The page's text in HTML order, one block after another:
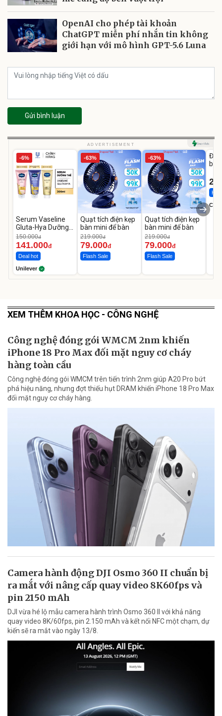
OpenAI cho phép tài khoản
ChatGPT miễn phí nhắn tin không
giới hạn với mô hình GPT-5.6 Luna
Gửi bình luận
ADVERTISEMENT
-6%
Serum Vaseline
Gluta-Hya Dưỡng
Da Sáng Mịn Sau 7
Ngày
150.000đ
141.000đ
Deal hot
Unilever
-63%
Quạt tích điện kẹp
bàn mini để bàn
219.000đ
79.000đ
Flash Sale
-63%
Quạt tích điện kẹp
bàn mini để bàn
219.000đ
79.000đ
Flash Sale
Đai
bé
Hot
XEM THÊM KHOA HỌC - CÔNG NGHỆ
Công nghệ đóng gói WMCM 2nm khiến
iPhone 18 Pro Max đối mặt nguy cơ cháy
hàng toàn cầu
Công nghệ đóng gói WMCM trên tiến trình 2nm giúp A20 Pro bứt
phá hiệu năng, nhưng đợt thiếu hụt DRAM khiến iPhone 18 Pro Max
đối mặt nguy cơ cháy hàng.
Camera hành động DJI Osmo 360 II chuẩn bị
ra mắt với nâng cấp quay video 8K60fps và
pin 2150 mAh
DJI vừa hé lộ mẫu camera hành trình Osmo 360 II với khả năng
quay video 8K/60fps, pin 2.150 mAh và kết nối NFC một chạm, dự
kiến sẽ ra mắt vào ngày 13/8.